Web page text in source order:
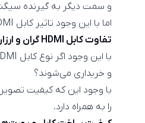
و سمت دیگر به گیرنده
اما با این وجود تاثیر کابل HDMI بر کیفیت تصویر با اکتیو بودن یا اکتیو نبودن کابل تغییری نمی‌کند.
تفاوت کابل HDMI گران و ارزان چیست؟
و خریداری می‌شوند؟
را به همراه دارد.